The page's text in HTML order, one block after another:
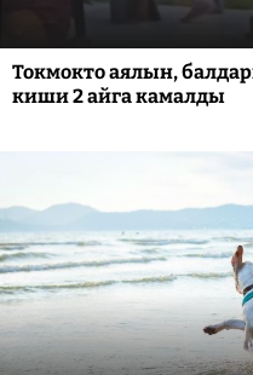
Токмокто аялын,
киши 2 айга камалды